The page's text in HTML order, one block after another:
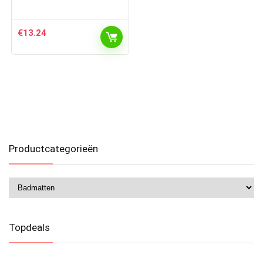
€13.24
Productcategorieën
Topdeals